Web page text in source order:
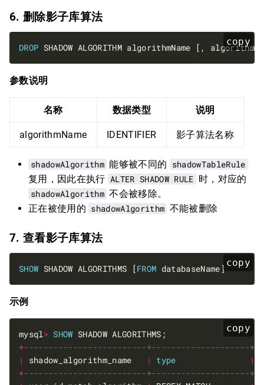
6. 删除影子库算法
copy
DROP
参数说明
名称 数据类型 说明
algorithmName IDENTIFIER 影子算法名称
shadowAlgorithm 能够被不同的 shadowTableRule
复用，因此在执行 ALTER SHADOW RULE 时，对应的
shadowAlgorithm 不会被移除。
正在被使用的 shadowAlgorithm 不能被删除
7. 查看影子库算法
copy
SHOW SHADOW ALGORITHMS [FROM
示例
copy
mysql > SHOW
+
|
shadow_algorithm_name | type |
+